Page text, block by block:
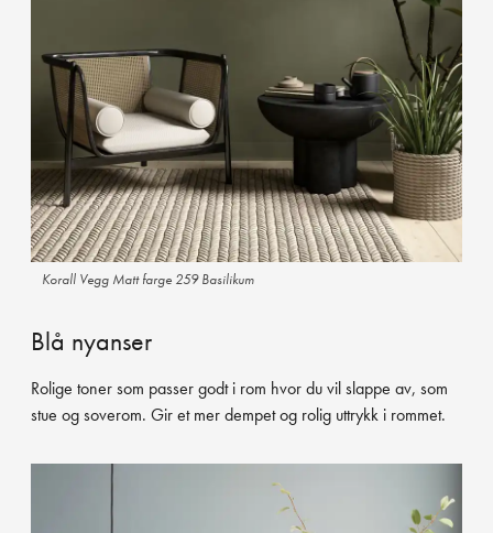
Korall Vegg Matt farge 259 Basilikum
Blå nyanser
Rolige toner som passer godt i rom hvor du vil slappe av, som
stue og soverom. Gir et mer dempet og rolig uttrykk i rommet.